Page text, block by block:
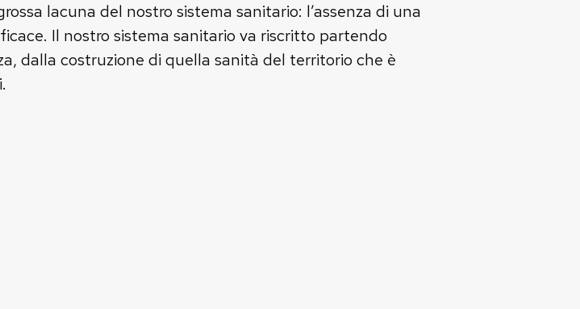
lacuna del nostro sistema sanitario: l’assenza di una
Il nostro sistema sanitario va riscritto partendo
dalla costruzione di quella sanità del territorio che è